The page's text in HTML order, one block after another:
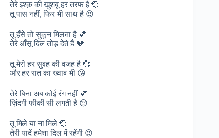
तेरे इश्क़ की खुशबू हर तरफ है 💞
तू पास नहीं, फिर भी साथ है 😍
तू हँसे तो सुकून मिलता है 💕
तेरे आँसू दिल तोड़ देते हैं 💔
तू मेरी हर सुबह की वजह है 💞
और हर रात का ख्वाब भी 😘
तेरे बिना अब कोई रंग नहीं 💕
ज़िंदगी फीकी सी लगती है 😔
तू मिले या ना मिले 💞
तेरी यादें हमेशा दिल में रहेंगी 😍